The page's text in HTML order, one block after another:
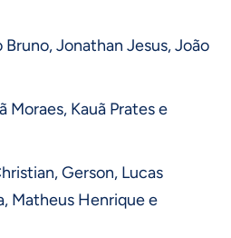
Bruno, Jonathan Jesus, João
Moraes, Kauã Prates e
Gerson, Lucas
Matheus Henrique e